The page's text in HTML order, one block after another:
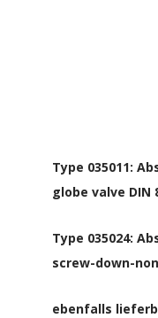
Type 035011:
globe valve DIN
Type 035024:
screw-down-
ebenfalls